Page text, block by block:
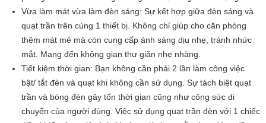
Vừa làm mát vừa làm đèn sáng: Sự kết hợp giữa đèn sáng và
quạt trần trên cùng 1 thiết bị. Không chỉ giúp cho căn phòng
thêm mát mẻ mà còn cung cấp ánh sáng dịu nhẹ, tránh nhức
mắt. Mang đến không gian thư giãn nhẹ nhàng.
Tiết kiệm thời gian: Bạn không cần phải 2 lần làm công việc
bật/ tắt đèn và quạt khi không cần sử dụng. Sự tách biệt quạt
trần và bóng đèn gây tốn thời gian cũng như công sức di
chuyển của người dùng. Việc sử dụng quạt trần đèn với 1 chiếc